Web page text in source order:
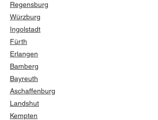
Regensburg
Würzburg
Ingolstadt
Fürth
Erlangen
Bamberg
Bayreuth
Aschaffenburg
Landshut
Kempten